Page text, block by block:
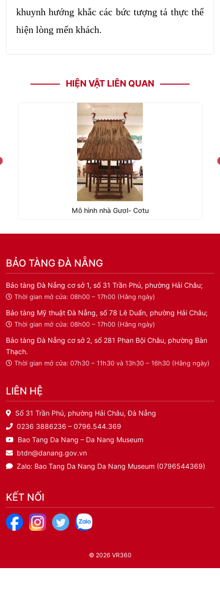
khuynh hướng khắc các bức tượng tả thực thể
hiện lòng mến khách.
HIỆN VẬT LIÊN QUAN
Mô hình nhà Gươl- Cơtu
BẢO TÀNG ĐÀ NẴNG
Bảo tàng Đà Nẵng cơ sở 1, số 31 Trần Phú, phường Hải Châu;
Thời gian mở cửa: 08h00 – 17h00 (Hằng ngày)
Bảo tàng Mỹ thuật Đà Nẵng, số 78 Lê Duẩn, phường Hải Châu;
Thời gian mở cửa: 08h00 – 17h00 (Hằng ngày)
Bảo tàng Đà Nẵng cơ sở 2, số 281 Phan Bội Châu, phường Bàn
Thạch.
Thời gian mở cửa: 07h30 – 11h30 và 13h30 – 16h30 (Hằng ngày)
LIÊN HỆ
Số 31 Trần Phú, phường Hải Châu, Đà Nẵng
0236 3886236 – 0796.544.369
Bao Tang Da Nang – Da Nang Museum
btdn@danang.gov.vn
Zalo: Bao Tang Da Nang Da Nang Museum (0796544369)
KẾT NỐI
© 2026 VR360